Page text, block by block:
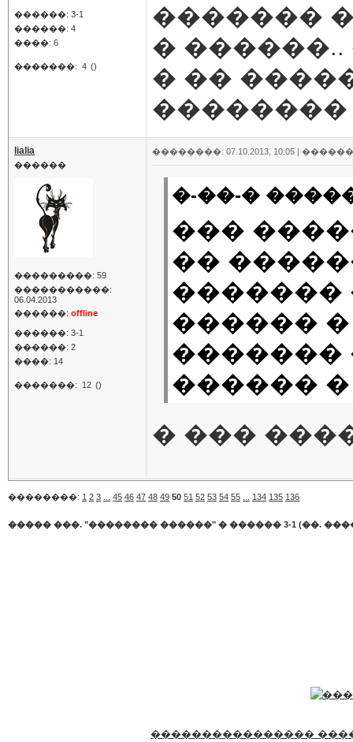
������: 3-1
������: 4
����: 6
�������: 4 ()
�������
�
� ��
��������
lialia
������
���������: 59
�����������:
06.04.2013
������: offline
������: 3-1
������: 2
����: 14
�������: 12 ()
��������: 07.10.2013, 10:05 |
�-��-�
���
��
�������
������
�������
������
� ���
��������: 1 2 3 45 46 47 48 49 50 51 52 53 54 55 134 135 136
����� ���. "�������� ������" � ������ 3-1 (��.
����������������